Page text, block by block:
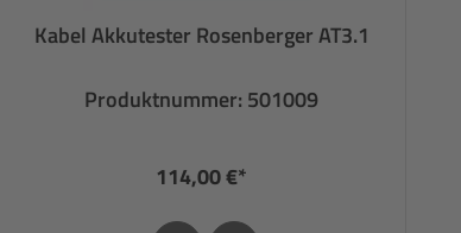
Kabel Akkutester Rosenberger AT3.1
Produktnummer: 501009
114,00 €*